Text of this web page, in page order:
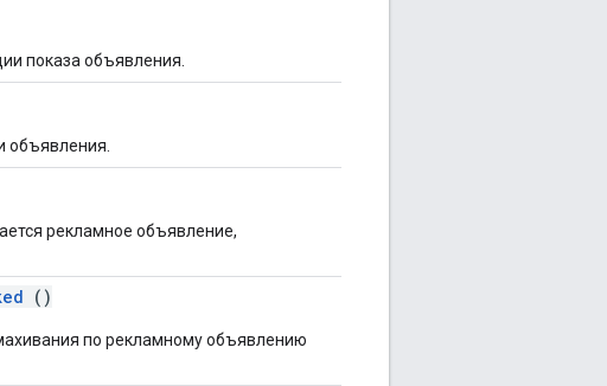
показа объявления.
объявления.
рекламное объявление,
()
по рекламному объявлению